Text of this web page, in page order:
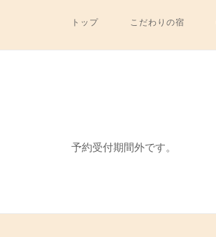
トップ こだわりの宿
予約受付期間外です。